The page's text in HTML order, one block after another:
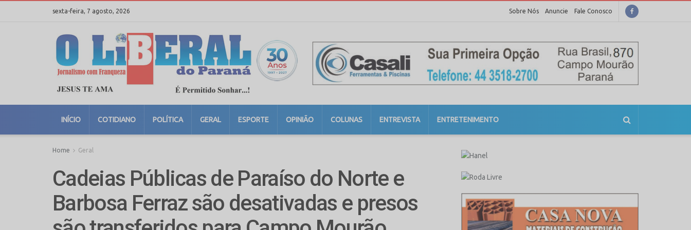
sexta-feira, 7 agosto, 2026 Sobre Nós Anuncie Fale Conosco
INÍCIO COTIDIANO POLÍTICA GERAL ESPORTE OPINIÃO COLUNAS ENTREVISTA ENTRETENIMENTO
Home Geral
Cadeias Públicas de Paraíso do Norte e
Barbosa Ferraz são desativadas e presos